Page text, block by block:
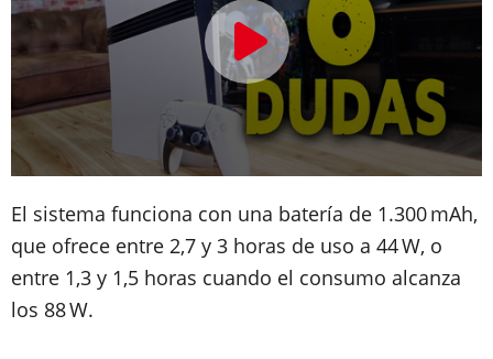
El sistema funciona con una batería de 1.300 mAh,
que ofrece entre 2,7 y 3 horas de uso a 44 W, o
entre 1,3 y 1,5 horas cuando el consumo alcanza
los 88 W.